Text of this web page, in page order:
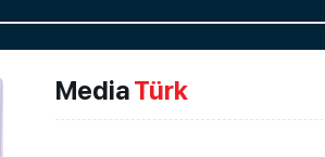
MediaTürk